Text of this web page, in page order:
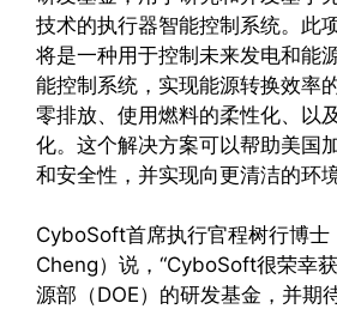
技术的执行器智能控制系统。此
将是一种用于控制未来发电和能
能控制系统，实现能源转换效率
零排放、使用燃料的柔性化、以
化。这个解决方案可以帮助美国
和安全性，并实现向更清洁的环
CyboSoft首席执行官程树行博士
Cheng）说，“CyboSoft很荣幸
源部（DOE）的研发基金，并期